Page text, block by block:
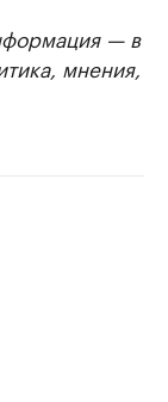
— в
мнения,